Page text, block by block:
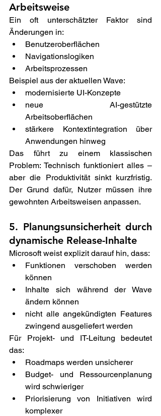
Arbeitsweise
Ein oft unterschätzter Faktor sind
Änderungen in:
Benutzeroberflächen
Navigationslogiken
Arbeitsprozessen
Beispiel aus der aktuellen Wave:
modernisierte UI-Konzepte
neue AI-gestützte
Arbeitsoberflächen
stärkere Kontextintegration über
Anwendungen hinweg
Das führt zu einem klassischen
Problem: Technisch funktioniert alles –
aber die Produktivität sinkt kurzfristig.
Der Grund dafür, Nutzer müssen ihre
gewohnten Arbeitsweisen anpassen.
5. Planungsunsicherheit durch
dynamische Release-Inhalte
Microsoft weist explizit darauf hin, dass:
Funktionen verschoben werden
können
Inhalte sich während der Wave
ändern können
nicht alle angekündigten Features
zwingend ausgeliefert werden
Für Projekt- und IT-Leitung bedeutet
das:
Roadmaps werden unsicherer
Budget- und Ressourcenplanung
wird schwieriger
Priorisierung von Initiativen wird
komplexer